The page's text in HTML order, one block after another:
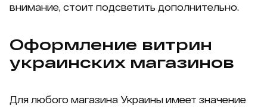
внимание, стоит подсветить дополнительно.
Оформление витрин
украинских магазинов
Для любого магазина Украины имеет значение